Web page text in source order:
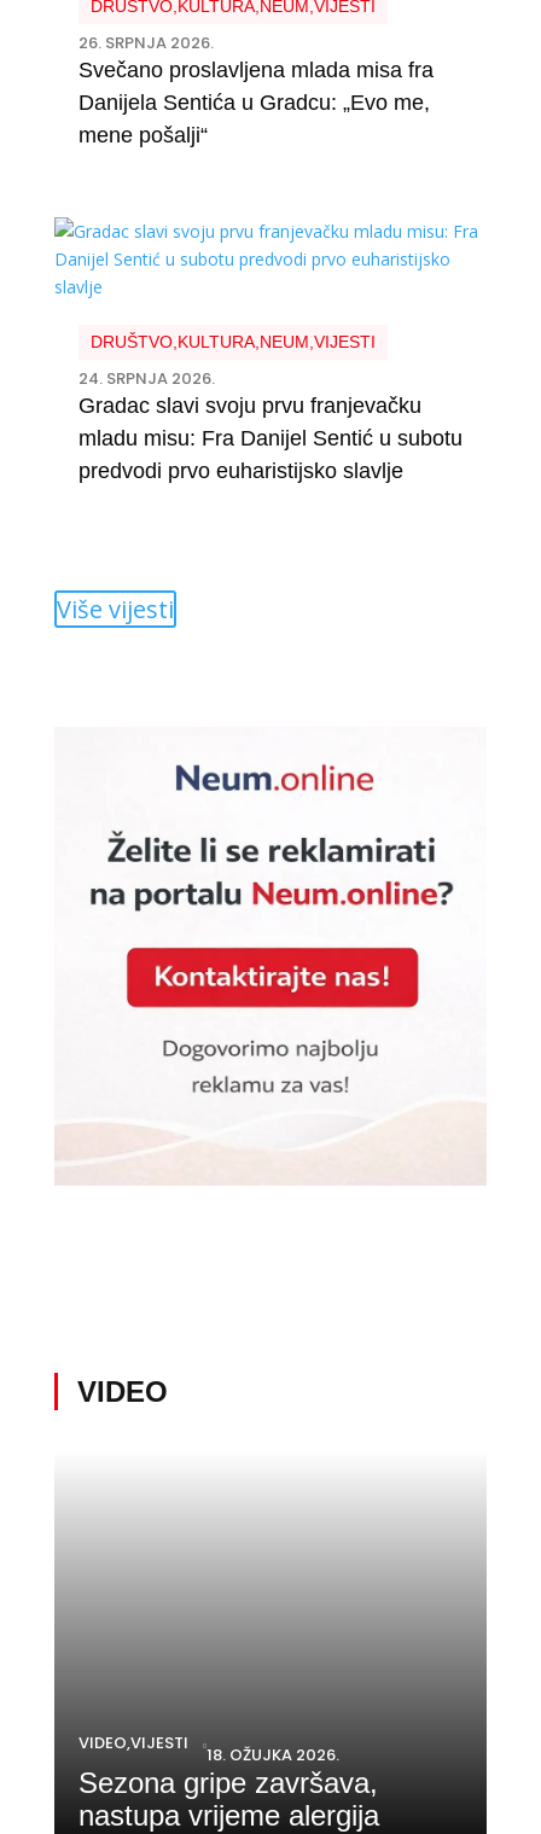
DRUŠTVO, KULTURA, NEUM VIJESTI
26. SRPNJA 2026.
Svečano proslavljena mlada misa fra
Danijela Sentića u Gradcu: „Evo me,
mene pošalji“
DRUŠTVO, KULTURA, NEUM VIJESTI
24. SRPNJA 2026.
Gradac slavi svoju prvu franjevačku
mladu misu: Fra Danijel Sentić u subotu
predvodi prvo euharistijsko slavlje
Više vijesti
VIDEO
VIDEO,VIJESTI 18. OŽUJKA 2026.
Sezona gripe završava,
nastupa vrijeme alergija